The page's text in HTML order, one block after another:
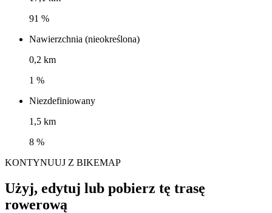
91 %
Nawierzchnia (nieokreślona)
0,2 km
1 %
Niezdefiniowany
1,5 km
8 %
KONTYNUUJ Z BIKEMAP
Użyj, edytuj lub pobierz tę trasę
rowerową